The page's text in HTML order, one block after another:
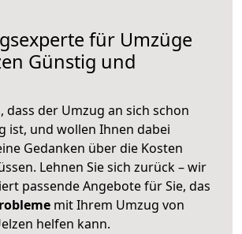
für Umzüge
Günstig und
dass der Umzug an sich schon
ist, und wollen Ihnen dabei
Gedanken über die Kosten
Lehnen Sie sich zurück – wir
passende Angebote für Sie, das
mit Ihrem Umzug von
helfen kann.